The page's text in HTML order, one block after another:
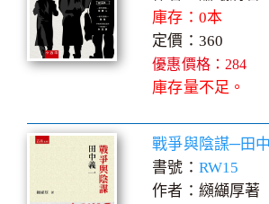
庫存：0本
定價：360
優惠價格：284
庫存量不足。
戰爭與陰謀─田
書號： RW15
作者：纐纈厚著